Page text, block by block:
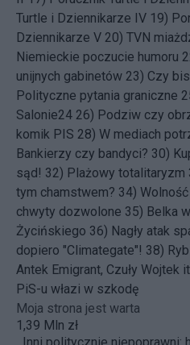
Turtle i Dziennikarze IV 19)
Dziennikarze V 20) TVN
Niemieckie poczucie humoru
unijnych gabinetów 23) Czy
Polityczne pytania graniczne
Salonie24 26) Podziw czy
komik PIS 28) W mediach
Bankierzy czy bandyci? 30)
sąd! 32) Plażowy totalitaryzm
tym chamstwem? 34)
chwyty dozwolone 35) Belka
Życińskiego 36) Nagły atak
dopiero "Climategate"! 38)
Antek Emigrant, Czuły Wojtek
PiS-u włazi w szkodę
Moja strona jest warta
1,39 Mln zł
Inni politycznie niepoprawni: